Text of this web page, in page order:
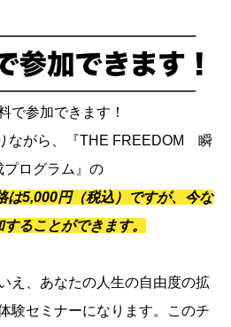
で参加できます！
ながら、『THE FREEDOM 瞬
プログラム』の
は5,000円（税込）ですが、今な
ることができます。
え、あなたの人生の自由度の拡
験セミナーになります。このチ